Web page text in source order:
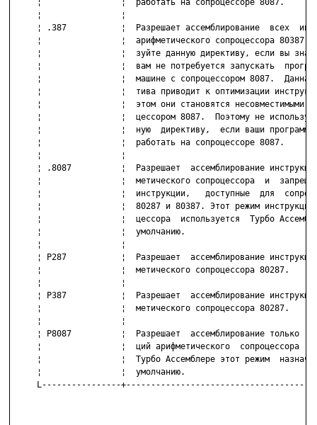
¦                ¦  работать на сопроцессоре 8087.
¦                ¦
¦ .387           ¦  Разрешает ассемблирование  всех
¦                ¦  арифметического сопроцессора 80387.
¦                ¦  зуйте данную директиву, если вы
¦                ¦  вам не потребуется запускать
¦                ¦  машине с сопроцессором 8087.  Данная
¦                ¦  тива приводит к оптимизации
¦                ¦  этом они становятся несовместимыми с
¦                ¦  цессором 8087.  Поэтому не
¦                ¦  ную  директиву,  если ваши программы
¦                ¦  работать на сопроцессоре 8087.
¦                ¦
¦ .8087          ¦  Разрешает  ассемблирование
¦                ¦  метического сопроцессора  и
¦                ¦  инструкции,   доступные  для
¦                ¦  80287 и 80387. Этот режим инструкций
¦                ¦  цессора  используется  Турбо
¦                ¦  умолчанию.
¦                ¦
¦ P287           ¦  Разрешает  ассемблирование
¦                ¦  метического сопроцессора 80287.
¦                ¦
¦ P387           ¦  Разрешает  ассемблирование
¦                ¦  метического сопроцессора 80287.
¦                ¦
¦ P8087          ¦  Разрешает  ассемблирование только
¦                ¦  ций арифметического  сопроцессора
¦                ¦  Турбо Ассемблере этот режим
¦                ¦  умолчанию.
L----------------